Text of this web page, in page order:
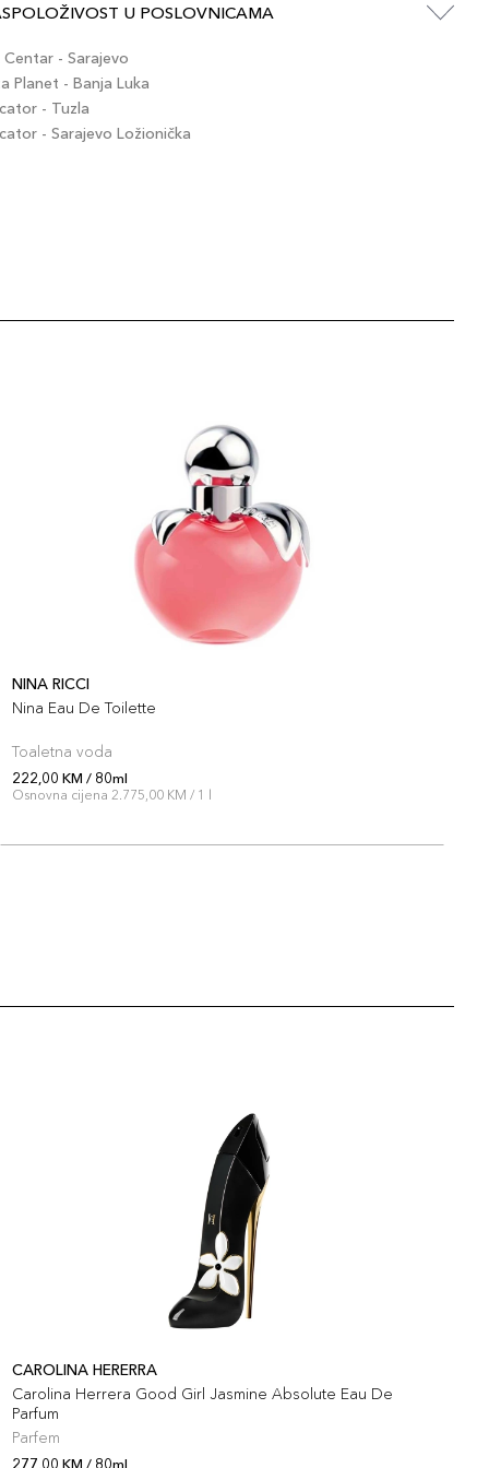
U POSLOVNICAMA
Centar - Sarajevo
Planet - Banja Luka
- Tuzla
- Sarajevo Ložionička
NINA RICCI
Nina Eau De Toilette
Toaletna voda
222,00 KM / 80ml
Osnovna cijena 2.775,00 KM / 1 l
CAROLINA HERERRA
Carolina Herrera Good Girl Jasmine Absolute Eau De
Parfum
Parfem
277,00 KM / 80ml